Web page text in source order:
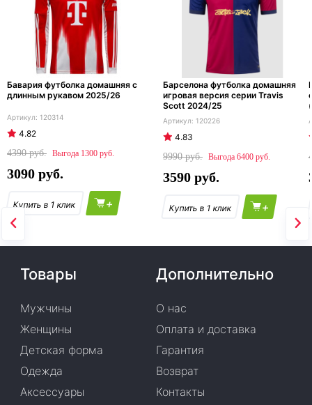
Бавария футболка домашняя с
длинным рукавом 2025/26
120314
4.82
4390
1300
3090
+
Барселона футболка домашняя
игровая версия серии Travis
Scott 2024/25
120226
4.83
9990
6400
3590
+
Товары
Мужчины
Женщины
Детская форма
Одежда
Аксессуары
Дополнительно
О нас
Оплата и доставка
Гарантия
Возврат
Контакты